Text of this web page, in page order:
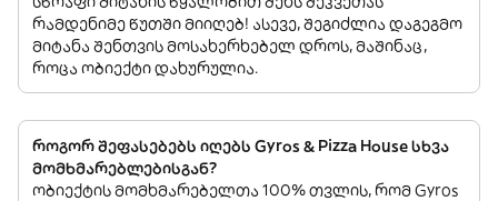
რამდენიმე წუთში მიიღებ! ასევე, შეგიძლია დაგეგმო
მიტანა შენთვის მოსახერხებელ დროს, მაშინაც,
როცა ობიექტი დახურულია.
როგორ შეფასებებს იღებს Gyros & Pizza House სხვა
მომხმარებლებისგან?
ობიექტის მომხმარებელთა 100% თვლის, რომ Gyros